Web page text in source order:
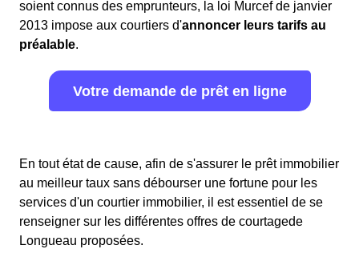
soient connus des emprunteurs, la loi Murcef de janvier
2013 impose aux courtiers d'annoncer leurs tarifs au
préalable.
Votre demande de prêt en ligne
En tout état de cause, afin de s'assurer le prêt immobilier
au meilleur taux sans débourser une fortune pour les
services d'un courtier immobilier, il est essentiel de se
renseigner sur les différentes offres de courtagede
Longueau proposées.